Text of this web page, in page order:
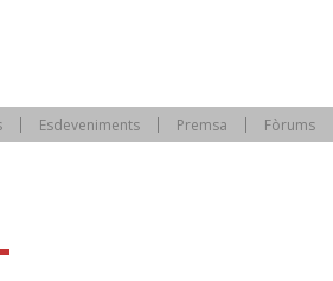
Esdeveniments Premsa Fòrums